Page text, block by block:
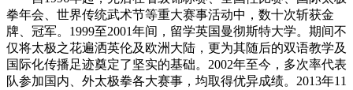
拳年会、世界传统武术节等重大赛事活动中，数十次斩获金
牌、冠军。1999至2001年间，留学英国曼彻斯特大学。期间不
仅将太极之花遍洒英伦及欧洲大陆，更为其随后的双语教学及
国际化传播足迹奠定了坚实的基础。2002年至今，多次率代表
队参加国内、外太极拳各大赛事，均取得优异成绩。2013年11